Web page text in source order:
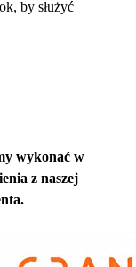
by służyć
wykonać w
z naszej